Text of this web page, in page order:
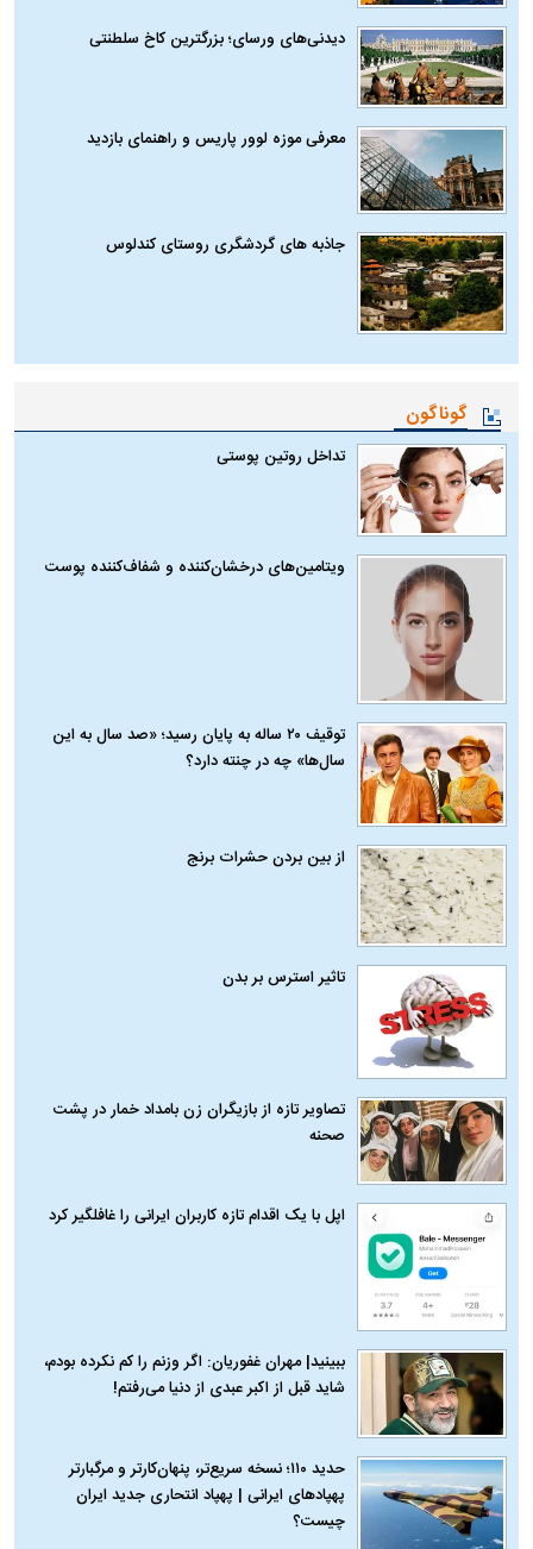
دیدنی‌های ورسای؛ بزرگترین کاخ سلطنتی
معرفی موزه لوور پاریس و راهنمای بازدید
جاذبه های گردشگری روستای کندلوس
گوناگون
تداخل روتین پوستی
ویتامین‌های درخشان‌کننده و شفاف‌کننده پوست
توقیف ۲۰ ساله به پایان رسید؛ «صد سال به این
سال‌ها» چه در چنته دارد؟
از بین بردن حشرات برنج
تاثیر استرس بر بدن
تصاویر تازه از بازیگران زن بامداد خمار در پشت
صحنه
اپل با یک اقدام تازه کاربران ایرانی را غافلگیر کرد
ببینید| مهران غفوریان: اگر وزنم را کم نکرده بودم،
شاید قبل از اکبر عبدی از دنیا می‌رفتم!
حدید ۱۱۰؛ نسخه سریع‌تر، پنهان‌کارتر و مرگبارتر
پهپادهای ایرانی | پهپاد انتحاری جدید ایران
چیست؟